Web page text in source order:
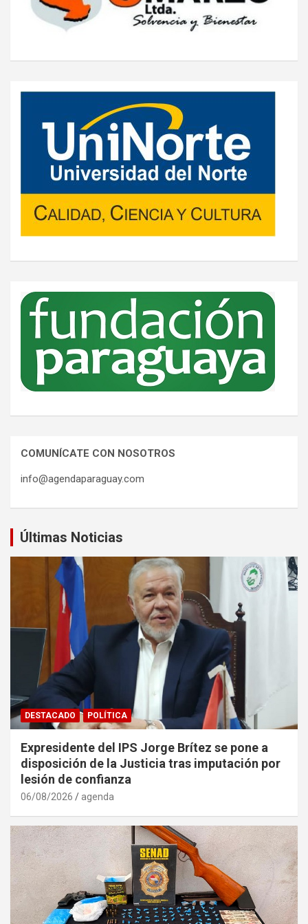
COMUNÍCATE CON NOSOTROS
info@agendaparaguay.com
Últimas Noticias
DESTACADO POLÍTICA
Expresidente del IPS Jorge Brítez se pone a
disposición de la Justicia tras imputación por
lesión de confianza
06/08/2026 agenda